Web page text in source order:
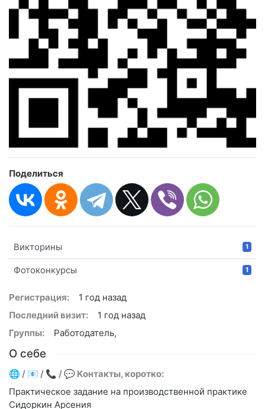
Поделиться
Викторины 1
Фотоконкурсы 1
Регистрация:
1 год назад
Последний визит:
1 год назад
Группы:
Работодатель,
О себе
🌐 / 📧 / 📞 / 💬 Контакты, коротко:
Практическое задание на производственной практике
Сидоркин Арсения